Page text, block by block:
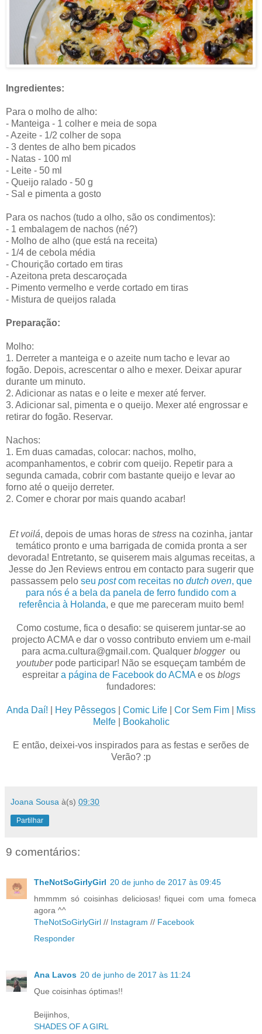
Ingredientes:
Para o molho de alho:
- Manteiga - 1 colher e meia de sopa
- Azeite - 1/2 colher de sopa
- 3 dentes de alho bem picados
- Natas - 100 ml
- Leite - 50 ml
- Queijo ralado - 50 g
- Sal e pimenta a gosto
Para os nachos (tudo a olho, são os condimentos):
- 1 embalagem de nachos (né?)
- Molho de alho (que está na receita)
- 1/4 de cebola média
- Chourição cortado em tiras
- Azeitona preta descaroçada
- Pimento vermelho e verde cortado em tiras
- Mistura de queijos ralada
Preparação:
Molho:
1. Derreter a manteiga e o azeite num tacho e levar ao
fogão. Depois, acrescentar o alho e mexer. Deixar apurar
durante um minuto.
2. Adicionar as natas e o leite e mexer até ferver.
3. Adicionar sal, pimenta e o queijo. Mexer até engrossar e
retirar do fogão. Reservar.
Nachos:
1. Em duas camadas, colocar: nachos, molho,
acompanhamentos, e cobrir com queijo. Repetir para a
segunda camada, cobrir com bastante queijo e levar ao
forno até o queijo derreter.
2. Comer e chorar por mais quando acabar!
Et voilá, depois de umas horas de stress na cozinha, jantar
temático pronto e uma barrigada de comida pronta a ser
devorada! Entretanto, se quiserem mais algumas receitas, a
Jesse do Jen Reviews entrou em contacto para sugerir que
passassem pelo seu postcom receitas no dutch oven, que
para nós é a bela da panela de ferro fundido com a
referência à Holanda, e que me pareceram muito bem!
Como costume, fica o desafio: se quiserem juntar-se ao
projecto ACMA e dar o vosso contributo enviem um e-mail
para acma.cultura@gmail.com. Qualquer blogger ou
youtuberpode participar! Não se esqueçam também de
espreitar a página de Facebook do ACMAe os blogs
fundadores:
Anda Daí! Hey Pêssegos Comic Life Cor Sem Fim
Miss
Melfe| Bookaholic
E então, deixei-vos inspirados para as festas e serões de
Verão? :p
Joana Sousa à(s) 09:30
Partilhar
9 comentários:
TheNotSoGirlyGirl 20 de junho de 2017 às 09:45
hmmmm só coisinhas deliciosas! fiquei com uma fomeca
agora ^^
TheNotSoGirlyGirl // Instagram // Facebook
Responder
Ana Lavos 20 de junho de 2017 às 11:24
Que coisinhas óptimas!!
Beijinhos,
SHADES OF A GIRL